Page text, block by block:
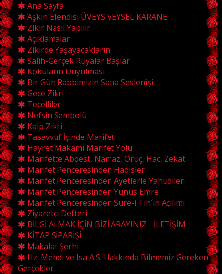
Ana Sayfa
Aşkın Efendisi ÜVEYS VEYSEL KARANE
Zikir Nasıl Yapılır
Açıklamalar
Zikirde Yaşayacakların
Salih-Gerçek Rüyalar Başlar
Kokuların Duyulması
Bir Gün Rabbimizin Sana Seslenişi
Gece Zikri
Tecelliler
Nefsin Sembolü
Kalp Zikri
Tasavvuf İçinde Marifet
Hayret Makamı Marifet Yolu
Marifette Abdest, Namaz, Oruç, Hac, Zekat
Marifet Penceresinden Hadisler
Marifet Penceresinden Ayetlerle Yahudiler
Marifet Penceresinden Yunus Emre
Marifet Penceresinden Sure-i Tin´in Açılımı
Ziyaretçi Defteri
BİLGİ ALMAK İÇİN BİZİ ARAYINIZ - İLETİŞİM
KİTAP SİPARİŞİ
Makalat Şerhi
Hz. Mehdi ve Isa A.S. Hakkinda Bilmemiz Gereken
Gerçekler